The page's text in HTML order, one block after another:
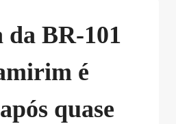
da BR-101
é
quase